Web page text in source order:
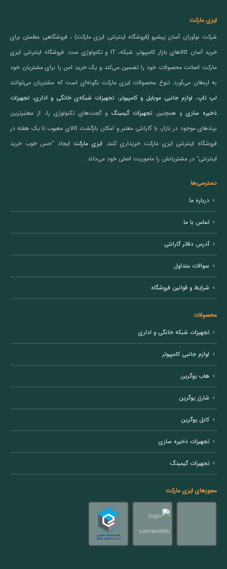
ایزی مارکت
شرکت نوآوران آسان پیشرو (فروشگاه اینترنتی ایزی مارکت) ، فروشگاهی مطمئن برای
خرید آسان کالاهای بازار کامپیوتر، شبکه، IT و تکنولوژی ست. فروشگاه اینترنتی ایزی
مارکت اصالت محصولات خود را تضمین می‌کند و یک خرید امن را برای مشتریان خود
به ارمغان می‌آورد. تنوع محصولات ایزی مارکت بگونه‌ای است که مشتریان می‌توانند
لپ تاپ، لوازم جانبی موبایل و کامپیوتر،تجهیزات شبکه‌ی خانگی و اداری،تجهیزات
ذخیره سازی و همچنینتجهیزات گیمینگ و گجت‌های تکنولوژی را، از معتبرترین
برندهای موجود در بازار، با گارانتی معتبر و امکان بازگشت کالای معیوب تا یک هفته در
فروشگاه اینترنتی ایزی مارکت خریداری کنند. ایزی مارکت ایجاد “حس خوب خرید
اینترنتی” در مشتریانش را ماموریت اصلی خود می‌داند.
دسترسی‌ها
درباره ما
تماس با ما
آدرس دفاتر گارانتی
سوالات متداول
شرایط و قوانین فروشگاه
محصولات
تجهیزات شبکه خانگی و اداری
لوازم جانبی کامپیوتر
هاب یوگرین
شارژر یوگرین
کابل یوگرین
تجهیزات ذخیره سازی
تجهیزات گیمینگ
مجوزهای ایزی مارکت